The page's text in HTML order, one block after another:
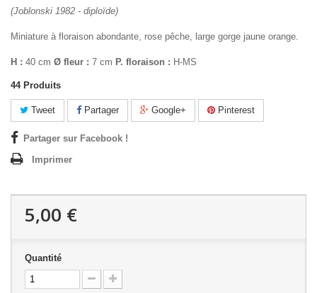
(Joblonski 1982 - diploïde)
Miniature à floraison abondante, rose pêche, large gorge jaune orange.
H : 40 cm Ø fleur : 7 cm P. floraison : H-MS
44 Produits
Tweet Partager Google+ Pinterest
Partager sur Facebook !
Imprimer
5,00 €
Quantité